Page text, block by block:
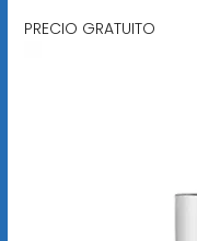
PRECIO GRATUITO